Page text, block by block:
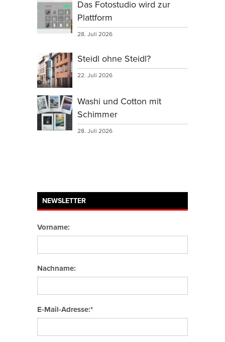
Das Fotostudio wird zur
Plattform
28. Juli 2026
Steidl ohne Steidl?
22. Juli 2026
Washi und Cotton mit
Schimmer
28. Juli 2026
NEWSLETTER
Vorname:
Nachname:
E-Mail-Adresse:*